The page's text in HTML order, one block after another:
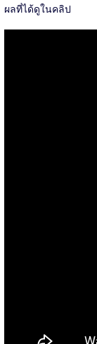
ผลที่ได้ดูในคลิป